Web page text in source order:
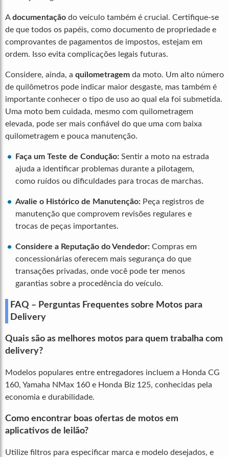
Adocumentação do veículo também é crucial. Certifique-se
de que todos os papéis, como documento de propriedade e
comprovantes de pagamentos de impostos, estejam em
ordem. Isso evita complicações legais futuras.
Considere, ainda, a quilometragem da moto. Um alto número
de quilômetros pode indicar maior desgaste, mas também é
importante conhecer o tipo de uso ao qual ela foi submetida.
Uma moto bem cuidada, mesmo com quilometragem
elevada, pode ser mais confiável do que uma com baixa
quilometragem e pouca manutenção.
Faça um Teste de Condução: Sentir a moto na estrada
ajuda a identificar problemas durante a pilotagem,
como ruídos ou dificuldades para trocas de marchas.
Avalie o Histórico de Manutenção: Peça registros de
manutenção que comprovem revisões regulares e
trocas de peças importantes.
Considere a Reputação do Vendedor: Compras em
concessionárias oferecem mais segurança do que
transações privadas, onde você pode ter menos
garantias sobre a procedência do veículo.
FAQ – Perguntas Frequentes sobre Motos para
Delivery
Quais são as melhores motos para quem trabalha com
delivery?
Modelos populares entre entregadores incluem a Honda CG
160, Yamaha NMax 160 e Honda Biz 125, conhecidas pela
economia e durabilidade.
Como encontrar boas ofertas de motos em
aplicativos de leilão?
Utilize filtros para especificar marca e modelo desejados, e